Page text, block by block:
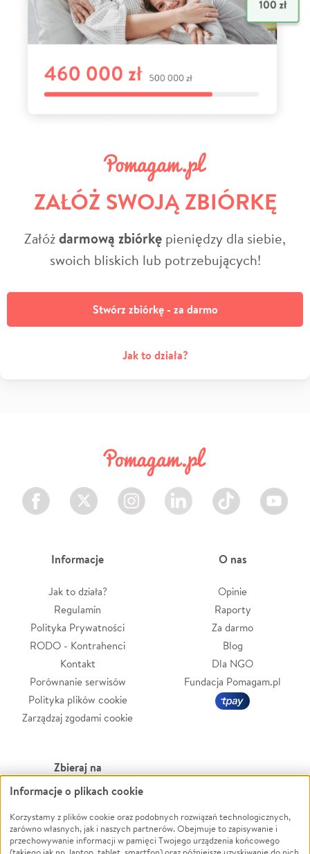
ZAŁÓŻ SWOJĄ ZBIÓRKĘ
Załóżdarmową zbiórkę pieniędzy dla siebie,
swoich bliskich lub potrzebujących!
Stwórz zbiórkę - za darmo
Jak to działa?
Facebook Twitter Instagram LinkedIn TikTok Youtube
Informacje
Jak to działa?
Regulamin
Polityka Prywatności
RODO - Kontrahenci
Kontakt
Porównanie serwisów
Polityka plików cookie
Zarządzaj zgodami cookie
O nas
Opinie
Raporty
Za darmo
Blog
Dla NGO
Fundacja Pomagam.pl
Zbieraj na
Leczenie
Zwierzęta
Pożar
Powódź
Wichura
Informacje o plikach cookie
Korzystamy z plików cookie oraz podobnych rozwiązań technologicznych,
zarówno własnych, jak i naszych partnerów. Obejmuje to zapisywanie i
przechowywanie informacji w pamięci Twojego urządzenia końcowego